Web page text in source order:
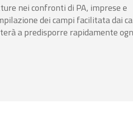
nei confronti di PA, imprese e
dei campi facilitata dai
a predisporre rapidamente